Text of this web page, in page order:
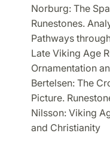
Norburg: The
Runestones.
Pathways
Late Viking Age
Ornamentation
Bertelsen: The
Picture.
Nilsson: Viking
and Christianity